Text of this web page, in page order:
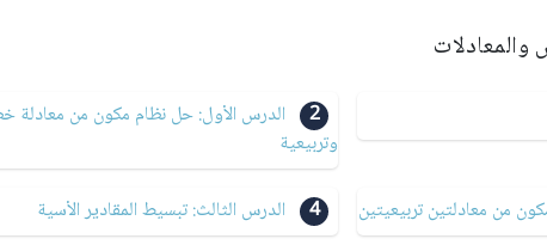
والمعادلات
2
الدرس الأول: حل نظام مكون من معادلة
وتربيعية
من معادلتين تربيعيتين 4 الدرس الثالث: تبسيط المقادير الأسية